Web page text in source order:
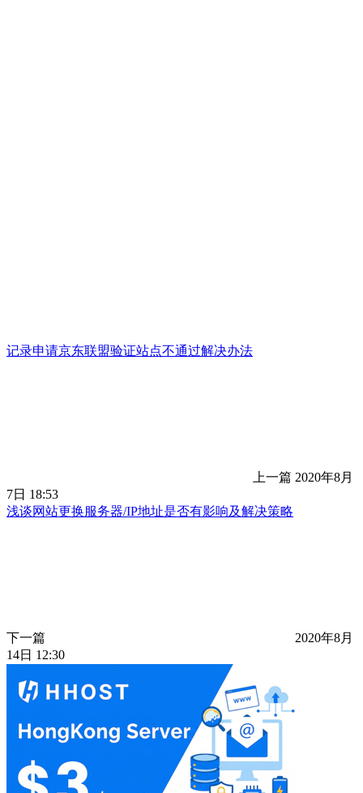
记录申请京东联盟验证站点不通过解决办法
上一篇 2020年8月
7日 18:53
浅谈网站更换服务器/IP地址是否有影响及解决策略
下一篇
2020年8月
14日 12:30